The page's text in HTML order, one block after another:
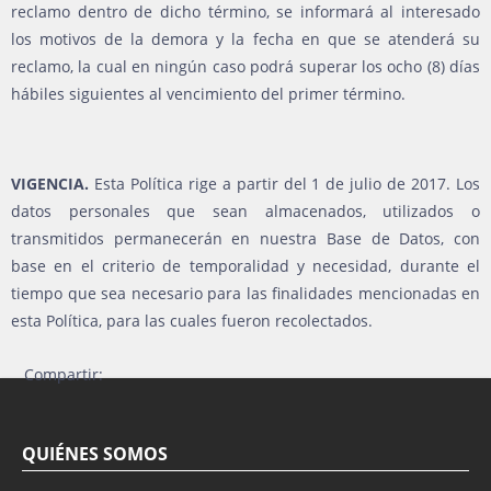
reclamo dentro de dicho término, se informará al interesado
los motivos de la demora y la fecha en que se atenderá su
reclamo, la cual en ningún caso podrá superar los ocho (8) días
hábiles siguientes al vencimiento del primer término.
VIGENCIA. Esta Política rige a partir del 1 de julio de 2017. Los
datos personales que sean almacenados, utilizados o
transmitidos permanecerán en nuestra Base de Datos, con
base en el criterio de temporalidad y necesidad, durante el
tiempo que sea necesario para las finalidades mencionadas en
esta Política, para las cuales fueron recolectados.
Compartir:
QUIÉNES SOMOS